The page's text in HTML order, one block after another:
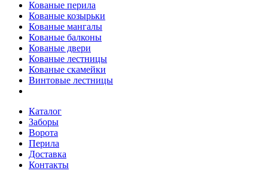
Кованые перила
Кованые козырьки
Кованые мангалы
Кованые балконы
Кованые двери
Кованые лестницы
Кованые скамейки
Винтовые лестницы
Каталог
Заборы
Ворота
Перила
Доставка
Контакты